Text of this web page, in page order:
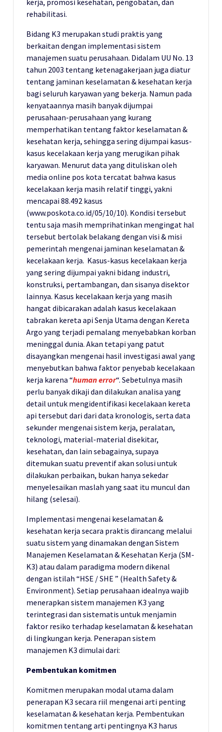
kerja, promosi kesehatan, pengobatan, dan
rehabilitasi.
Bidang K3 merupakan studi praktis yang
berkaitan dengan implementasi sistem
manajemen suatu perusahaan. Didalam UU No. 13
tahun 2003 tentang ketenagakerjaan juga diatur
tentang jaminan keselamatan & kesehatan kerja
bagi seluruh karyawan yang bekerja. Namun pada
kenyataannya masih banyak dijumpai
perusahaan-perusahaan yang kurang
memperhatikan tentang faktor keselamatan &
kesehatan kerja, sehingga sering dijumpai kasus-
kasus kecelakaan kerja yang merugikan pihak
karyawan. Menurut data yang dituliskan oleh
media online pos kota tercatat bahwa kasus
kecelakaan kerja masih relatif tinggi, yakni
mencapai 88.492 kasus
(www.poskota.co.id/05/10/10). Kondisi tersebut
tentu saja masih memprihatinkan mengingat hal
tersebut bertolak belakang dengan visi & misi
pemerintah mengenai jaminan keselamatan &
kecelakaan kerja. Kasus-kasus kecelakaan kerja
yang sering dijumpai yakni bidang industri,
konstruksi, pertambangan, dan sisanya disektor
lainnya. Kasus kecelakaan kerja yang masih
hangat dibicarakan adalah kasus kecelakaan
tabrakan kereta api Senja Utama dengan Kereta
Argo yang terjadi pemalang menyebabkan korban
meninggal dunia. Akan tetapi yang patut
disayangkan mengenai hasil investigasi awal yang
menyebutkan bahwa faktor penyebab kecelakaan
kerja karena “human error“. Sebetulnya masih
perlu banyak dikaji dan dilakukan analisa yang
detail untuk mengidentifikasi kecelakaan kereta
api tersebut dari dari data kronologis, serta data
sekunder mengenai sistem kerja, peralatan,
teknologi, material-material disekitar,
kesehatan, dan lain sebagainya, supaya
ditemukan suatu preventif akan solusi untuk
dilakukan perbaikan, bukan hanya sekedar
menyelesaikan maslah yang saat itu muncul dan
hilang (selesai).
Implementasi mengenai keselamatan &
kesehatan kerja secara praktis dirancang melalui
suatu sistem yang dinamakan dengan Sistem
Manajemen Keselamatan & Kesehatan Kerja (SM-
K3) atau dalam paradigma modern dikenal
dengan istilah “HSE / SHE ” (Health Safety &
Environment). Setiap perusahaan idealnya wajib
menerapkan sistem manajemen K3 yang
terintegrasi dan sistematis untuk menjamin
faktor resiko terhadap keselamatan & kesehatan
di lingkungan kerja. Penerapan sistem
manajemen K3 dimulai dari:
Pembentukan komitmen
Komitmen merupakan modal utama dalam
penerapan K3 secara riil mengenai arti penting
keselamatan & kesehatan kerja. Pembentukan
komitmen tentang arti pentingnya K3 harus